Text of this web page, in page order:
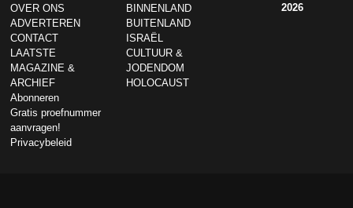
OVER ONS
ADVERTEREN
CONTACT
LAATSTE
MAGAZINE &
ARCHIEF
Abonneren
Gratis proefnummer
aanvragen!
Privacybeleid
BINNENLAND
BUITENLAND
ISRAËL
CULTUUR &
JODENDOM
HOLOCAUST
2026